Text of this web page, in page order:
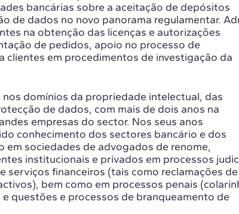
bancárias sobre a aceitação de depósitos
de dados no novo panorama regulamentar.
na obtenção das licenças e autorizações
de pedidos, apoio no processo de
clientes em procedimentos de investigação da
domínios da propriedade intelectual, das
de dados, com mais de dois anos na
empresas do sector. Nos seus anos
conhecimento dos sectores bancário e dos
sociedades de advogados de renome,
institucionais e privados em processos
serviços financeiros (tais como reclamações de
bem como em processos penais
questões e processos de branqueamento de